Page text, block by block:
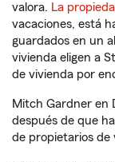
valora. La
vacaciones, está
guardados en un
vivienda eligen a
de vivienda por
Mitch Gardner en
después de que
de propietarios de